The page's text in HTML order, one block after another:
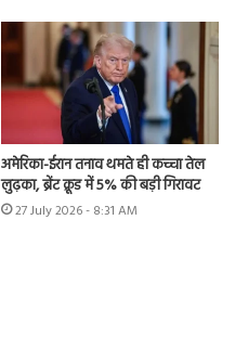
अमेरिका-ईरान तनाव थमते ही कच्चा तेल
लुढ़का, ब्रेंट क्रूड में 5% की बड़ी गिरावट
27 July 2026 - 8:31 AM